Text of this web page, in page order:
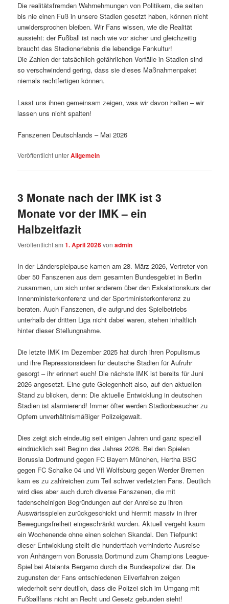
Die realitätsfremden Wahrnehmungen von Politikern, die selten
bis nie einen Fuß in unsere Stadien gesetzt haben, können nicht
unwidersprochen bleiben. Wir Fans wissen, wie die Realität
aussieht: der Fußball ist nach wie vor sicher und gleichzeitig
braucht das Stadionerlebnis die lebendige Fankultur!
Die Zahlen der tatsächlich gefährlichen Vorfälle in Stadien sind
so verschwindend gering, dass sie dieses Maßnahmenpaket
niemals rechtfertigen können.
Lasst uns ihnen gemeinsam zeigen, was wir davon halten – wir
lassen uns nicht spalten!
Fanszenen Deutschlands – Mai 2026
Veröffentlicht unterAllgemein
3 Monate nach der IMK ist 3
Monate vor der IMK – ein
Halbzeitfazit
Veröffentlicht am1. April 2026vonadmin
In der Länderspielpause kamen am 28. März 2026, Vertreter von
über 50 Fanszenen aus dem gesamten Bundesgebiet in Berlin
zusammen, um sich unter anderem über den Eskalationskurs der
Innenministerkonferenz und der Sportministerkonferenz zu
beraten. Auch Fanszenen, die aufgrund des Spielbetriebs
unterhalb der dritten Liga nicht dabei waren, stehen inhaltlich
hinter dieser Stellungnahme.
Die letzte IMK im Dezember 2025 hat durch ihren Populismus
und ihre Repressionsideen für deutsche Stadien für Aufruhr
gesorgt – ihr erinnert euch! Die nächste IMK ist bereits für Juni
2026 angesetzt. Eine gute Gelegenheit also, auf den aktuellen
Stand zu blicken, denn: Die aktuelle Entwicklung in deutschen
Stadien ist alarmierend! Immer öfter werden Stadionbesucher zu
Opfern unverhältnismäßiger Polizeigewalt.
Dies zeigt sich eindeutig seit einigen Jahren und ganz speziell
eindrücklich seit Beginn des Jahres 2026. Bei den Spielen
Borussia Dortmund gegen FC Bayern München, Hertha BSC
gegen FC Schalke 04 und Vfl Wolfsburg gegen Werder Bremen
kam es zu zahlreichen zum Teil schwer verletzten Fans. Deutlich
wird dies aber auch durch diverse Fanszenen, die mit
fadenscheinigen Begründungen auf der Anreise zu ihren
Auswärtsspielen zurückgeschickt und hiermit massiv in ihrer
Bewegungsfreiheit eingeschränkt wurden. Aktuell vergeht kaum
ein Wochenende ohne einen solchen Skandal. Den Tiefpunkt
dieser Entwicklung stellt die hundertfach verhinderte Ausreise
von Anhängern von Borussia Dortmund zum Champions League-
Spiel bei Atalanta Bergamo durch die Bundespolizei dar. Die
zugunsten der Fans entschiedenen Eilverfahren zeigen
wiederholt sehr deutlich, dass die Polizei sich im Umgang mit
Fußballfans nicht an Recht und Gesetz gebunden sieht!